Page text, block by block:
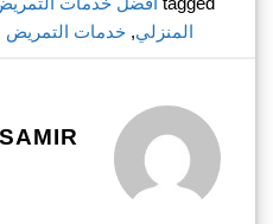
المنزلي, خدمات التمريض